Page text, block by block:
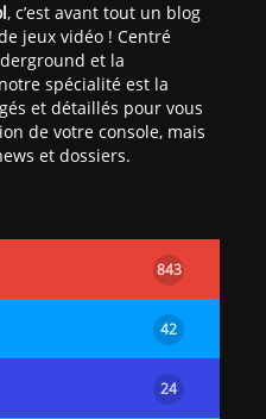
, c’est avant tout un blog
jeux vidéo ! Centré
et la
spécialité est la
et détaillés pour vous
de votre console, mais
et dossiers.
843
42
24
de
nouveaux